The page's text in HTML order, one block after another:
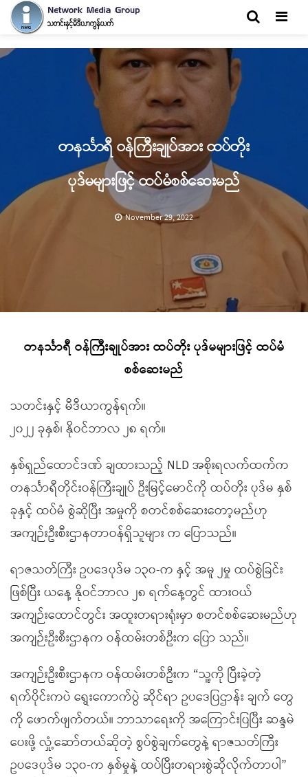
တနင်္သာရီ ဝန်ကြီးချုပ်အား ထပ်တိုး
ပုဒ်မများဖြင့် ထပ်မံစစ်ဆေးမည်
November 29, 2022
တနင်္သာရီ ဝန်ကြီးချုပ်အား ထပ်တိုး ပုဒ်မများဖြင့် ထပ်မံ
စစ်ဆေးမည်
သတင်းနှင့် မီဒီယာကွန်ရက်။
၂၀၂၂ ခုနှစ်၊ နိုဝင်ဘာလ ၂၈ ရက်။
နှစ်ရှည်ထောင်ဒဏ် ချထားသည့် NLD အစိုးရလက်ထက်က
တနင်္သာရီတိုင်းဝန်ကြီးချုပ် ဦးမြင့်မောင်ကို ထပ်တိုး ပုဒ်မ နှစ်
ခုနှင့် ထပ်မံ စွဲဆိုပြီး အမှုကို စတင်စစ်ဆေးတော့မည်ဟု
အကျဉ်းဦးစီးဌာနတာဝန်ရှိသူများ က ပြောသည်။
ရာဇသတ်ကြီး ဥပဒေပုဒ်မ ၁၃၀-က နှင့် အမူ ၂မှု ထပ်စွဲခြင်း
ဖြစ်ပြီး ယနေ့ နိုဝင်ဘာလ ၂၈ ရက်နေ့တွင် ထားဝယ်
အကျဉ်းထောင်တွင်း အထူးတရားရုံးမှာ စတင်စစ်ဆေးမည်ဟု
အကျဉ်းဦးစီးဌာနက ဝန်ထမ်းတစ်ဦးက ပြော သည်။
အကျဉ်းဦးစီးဌာနက ဝန်ထမ်းတစ်ဦးက “သူ့ကို ပြီးခဲ့တဲ့
ရက်ပိုင်းကပဲ ရွေးကောက်ပွဲ ဆိုင်ရာ ဥပဒေပြဌာန်း ချက် တွေ
ကို ဖောက်ဖျက်တယ်။ ဘာသာရေးကို အကြောင်းပြပြီး ဆန္ဒမဲ
ပေးဖို့ လှုံ့ဆော်တယ်ဆိုတဲ့ စွပ်စွဲချက်တွေနဲ့ ရာဇသတ်ကြီး
ဥပဒေပုဒ်မ ၁၃၀-က နှစ်မှုနဲ့ ထပ်ပြီးတရားစွဲဆိုလိုက်တာပါ”